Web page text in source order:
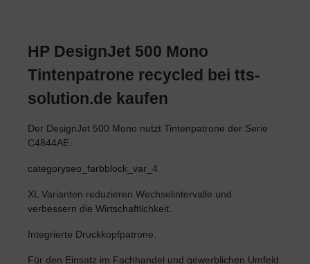
HP DesignJet 500 Mono
Tintenpatrone recycled bei tts-
solution.de kaufen
Der DesignJet 500 Mono nutzt Tintenpatrone der Serie
C4844AE.
categoryseo_farbblock_var_4
XL Varianten reduzieren Wechselintervalle und
verbessern die Wirtschaftlichkeit.
Integrierte Druckkopfpatrone.
Für den Einsatz im Fachhandel und gewerblichen Umfeld.